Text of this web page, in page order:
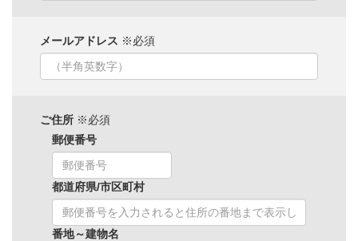
メールアドレス ※必須
ご住所 ※必須
郵便番号
都道府県/市区町村
番地～建物名